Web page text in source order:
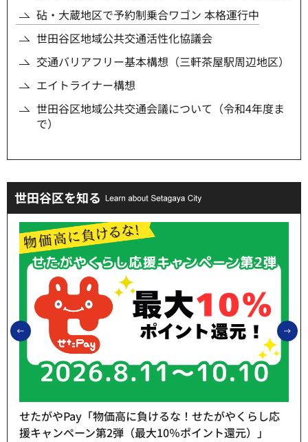
砧・大蔵地区で予約制乗合ワゴン 本格運行中
世田谷区地域公共交通活性化協議会
交通バリアフリー基本構想（三軒茶屋駅周辺地区）
エイトライナー構想
世田谷区地域公共交通会議について（令和4年度ま
で）
世田谷区を知る
前のスライドを表示
やくらし応
還元）」
熱中症予防「お休み処」をご利用くだ